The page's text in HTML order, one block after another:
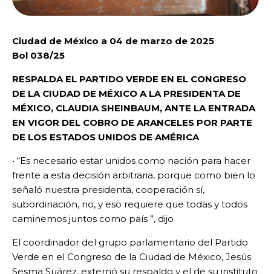
Ciudad de México a 04 de marzo de 2025
Bol 038/25
RESPALDA EL PARTIDO VERDE EN EL CONGRESO
DE LA CIUDAD DE MÉXICO A LA PRESIDENTA DE
MÉXICO, CLAUDIA SHEINBAUM, ANTE LA ENTRADA
EN VIGOR DEL COBRO DE ARANCELES POR PARTE
DE LOS ESTADOS UNIDOS DE AMÉRICA
• “Es necesario estar unidos como nación para hacer
frente a esta decisión arbitraria, porque como bien lo
señaló nuestra presidenta, cooperación sí,
subordinación, no, y eso requiere que todas y todos
caminemos juntos como país ”, dijo
El coordinador del grupo parlamentario del Partido
Verde en el Congreso de la Ciudad de México, Jesús
Sesma Suárez, externó su respaldo y el de su instituto